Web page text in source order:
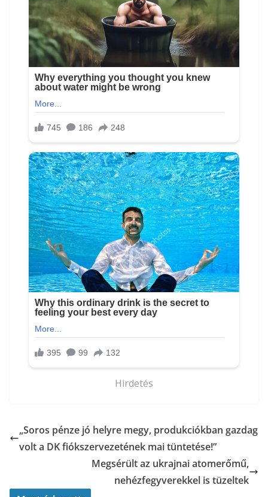
Hirdetés
„Soros pénze jó helyre megy, produkciókban gazdag
volt a DK fiókszervezetének mai tüntetése!”
Megsérült az ukrajnai atomerőmű,
nehézfegyverekkel is tüzeltek